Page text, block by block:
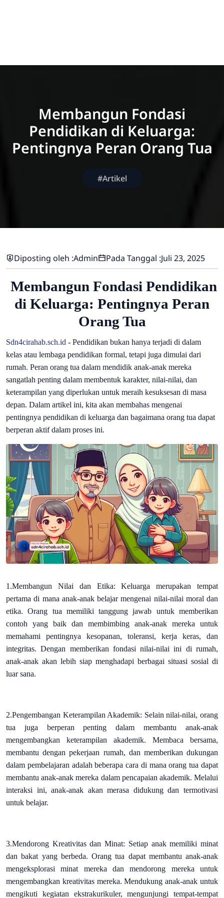
Membangun Fondasi
Pendidikan di Keluarga:
Pentingnya Peran Orang Tua
#Artikel
Diposting oleh :Admin Pada Tanggal :Juli 23, 2025
Membangun Fondasi Pendidikan
di Keluarga: Pentingnya Peran
Orang Tua
Sdn4cirahab.sch.id - Pendidikan bukan hanya terjadi di dalam
kelas atau lembaga pendidikan formal, tetapi juga dimulai dari
rumah. Peran orang tua dalam mendidik anak-anak mereka
sangatlah penting dalam membentuk karakter, nilai-nilai, dan
keterampilan yang diperlukan untuk meraih kesuksesan di masa
depan. Dalam artikel ini, kita akan membahas mengenai
pentingnya pendidikan di keluarga dan bagaimana orang tua dapat
berperan aktif dalam proses ini.
1.Membangun Nilai dan Etika: Keluarga merupakan tempat
pertama di mana anak-anak belajar mengenai nilai-nilai moral dan
etika. Orang tua memiliki tanggung jawab untuk memberikan
contoh yang baik dan membimbing anak-anak mereka untuk
memahami pentingnya kesopanan, toleransi, kerja keras, dan
integritas. Dengan memberikan fondasi nilai-nilai ini di rumah,
anak-anak akan lebih siap menghadapi berbagai situasi sosial di
luar sana.
2.Pengembangan Keterampilan Akademik: Selain nilai-nilai, orang
tua juga berperan penting dalam membantu anak-anak
mengembangkan keterampilan akademik. Membaca bersama,
membantu dengan pekerjaan rumah, dan memberikan dukungan
dalam pembelajaran adalah beberapa cara di mana orang tua dapat
membantu anak-anak mereka dalam pencapaian akademik. Melalui
interaksi ini, anak-anak akan merasa didukung dan termotivasi
untuk belajar.
3.Mendorong Kreativitas dan Minat: Setiap anak memiliki minat
dan bakat yang berbeda. Orang tua dapat membantu anak-anak
mengeksplorasi minat mereka dan mendorong mereka untuk
mengembangkan kreativitas mereka. Mendukung anak-anak untuk
mengikuti kegiatan ekstrakurikuler, mengunjungi tempat-tempat